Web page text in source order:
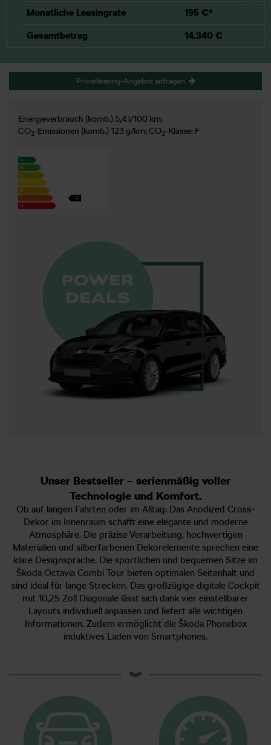
Monatliche Leasingrate 195 €*
Gesamtbetrag 14.340 €
Privatleasing-Angebot anfragen
Energieverbrauch (komb.) 5,4 l/100 km;
CO2-Emissionen (komb.) 123 g/km; CO2-Klasse: F
Unser Bestseller – serienmäßig voller
Technologie und Komfort.
Ob auf langen Fahrten oder im Alltag: Das Anodized Cross-
Dekor im Innenraum schafft eine elegante und moderne
Atmosphäre. Die präzise Verarbeitung, hochwertigen
Materialien und silberfarbenen Dekorelemente sprechen eine
klare Designsprache. Die sportlichen und bequemen Sitze im
Škoda Octavia Combi Tour bieten optimalen Seitenhalt und
sind ideal für lange Strecken. Das großzügige digitale Cockpit
mit 10,25 Zoll Diagonale lässt sich dank vier einstellbarer
Layouts individuell anpassen und liefert alle wichtigen
Informationen. Zudem ermöglicht die Škoda Phonebox
induktives Laden von Smartphones.